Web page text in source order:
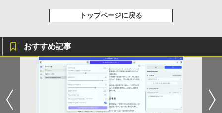
PHILIPS 241V8 LED液晶モニター 23.8
拠 PS4 switch 対応 スイッチ 【中古】
￥6,500
モバイルモニター 15.6インチ InnoView
司 ]
STAR WARS マンダロリアンとグローグ
ー [ ジェフリー・ブラウン ]
￥1,870
Anker Soundcore Liberty 5 ミッドナイトブ
ラック
￥14,990
【2026年アップグレード版】AOKIMI ワイヤ
レスイヤホン bluetooth イヤホン V12 小型
軽量 ブルートゥースHi-Fi 最大36時間再生 ぶ
るーとゅーす コードレス ENCノイズキャン
セリング 自動ペアリング Type-C充電 マイク
On My Road (Stadium ver.)
On My Road (Stadium ver.)
￥250
by Amazon 天然水ラベルレス 2L×9本
by Amazon 炭酸水 ラベルレス 500ml ×24本
強炭酸水 ペットボトル 500ミリリットル (Sm
art Basic)
HUNTER×HUNTER モノクロ版 39 (ジャンプ
コミックスDIGITAL)
￥572
スーパーの裏でヤニ吸うふたり 9巻 (デジタル
版ビッグガンガンコミックス)
￥810
トップページに戻る
おすすめ記事